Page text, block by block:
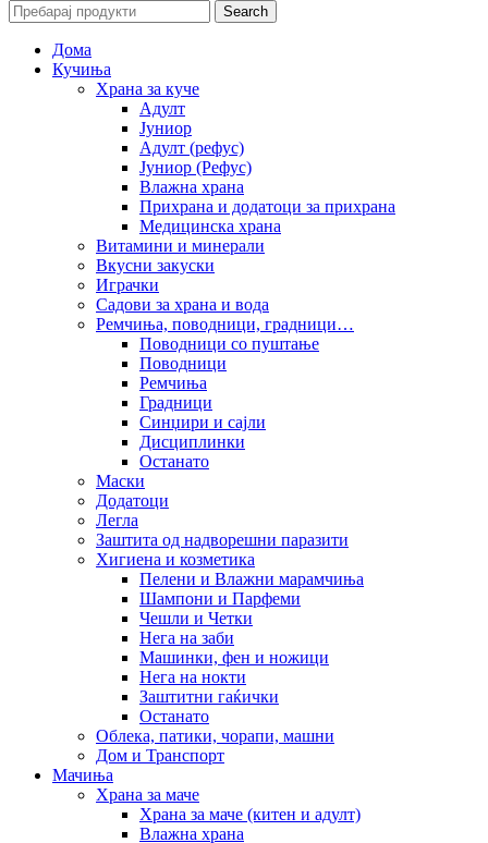
Search
Дома
Кучиња
Храна за куче
Адулт
Јуниор
Адулт (рефус)
Јуниор (Рефус)
Влажна храна
Прихрана и додатоци за прихрана
Медицинска храна
Витамини и минерали
Вкусни закуски
Играчки
Садови за храна и вода
Ремчиња, поводници, градници…
Поводници со пуштање
Поводници
Ремчиња
Градници
Синџири и сајли
Дисциплинки
Останато
Маски
Додатоци
Легла
Заштита од надворешни паразити
Хигиена и козметика
Пелени и Влажни марамчиња
Шампони и Парфеми
Чешли и Четки
Нега на заби
Машинки, фен и ножици
Нега на нокти
Заштитни гаќички
Останато
Облека, патики, чорапи, машни
Дом и Транспорт
Мачиња
Храна за маче
Храна за маче (китен и адулт)
Влажна храна